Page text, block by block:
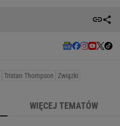
Tristan Thompson Związki
WIĘCEJ TEMATÓW